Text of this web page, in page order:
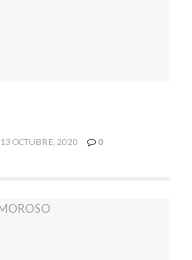
13 OCTUBRE, 2020 0